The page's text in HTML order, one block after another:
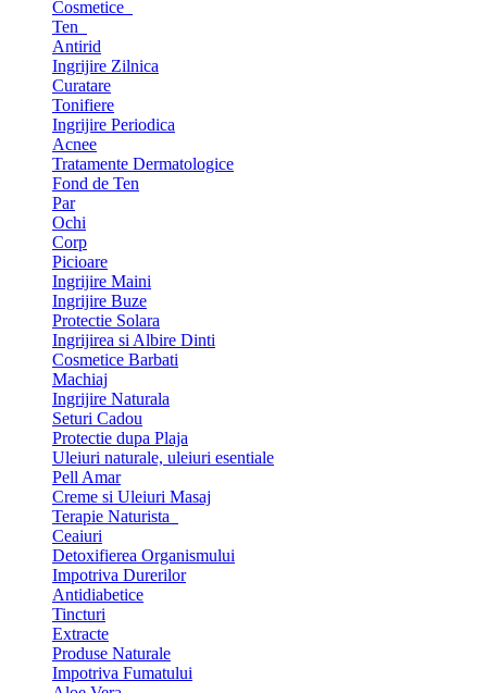
Cosmetice
Ten
Antirid
Ingrijire Zilnica
Curatare
Tonifiere
Ingrijire Periodica
Acnee
Tratamente Dermatologice
Fond de Ten
Par
Ochi
Corp
Picioare
Ingrijire Maini
Ingrijire Buze
Protectie Solara
Ingrijirea si Albire Dinti
Cosmetice Barbati
Machiaj
Ingrijire Naturala
Seturi Cadou
Protectie dupa Plaja
Uleiuri naturale, uleiuri esentiale
Pell Amar
Creme si Uleiuri Masaj
Terapie Naturista
Ceaiuri
Detoxifierea Organismului
Impotriva Durerilor
Antidiabetice
Tincturi
Extracte
Produse Naturale
Impotriva Fumatului